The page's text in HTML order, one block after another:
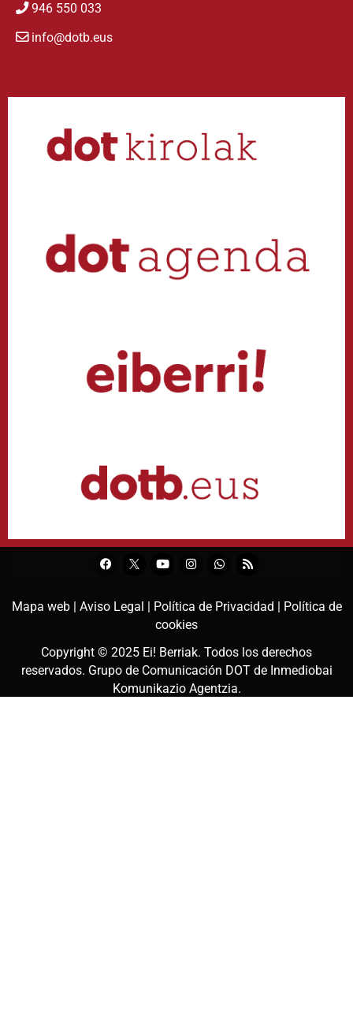
946 550 033
info@dotb.eus
Mapa web | Aviso Legal | Política de Privacidad | Política de
cookies
Copyright © 2025 Ei! Berriak. Todos los derechos
reservados. Grupo de Comunicación DOT de Inmediobai
Komunikazio Agentzia.